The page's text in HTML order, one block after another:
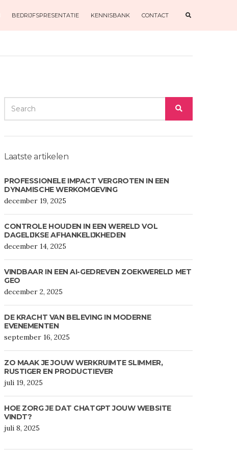
BEDRIJFSPRESENTATIE KENNISBANK CONTACT
A
E
SEARCH
FOR:
SEARCH
Laatste artikelen
PROFESSIONELE IMPACT VERGROTEN IN EEN
DYNAMISCHE WERKOMGEVING
december 19, 2025
CONTROLE HOUDEN IN EEN WERELD VOL
DAGELIJKSE AFHANKELIJKHEDEN
december 14, 2025
VINDBAAR IN EEN AI-GEDREVEN ZOEKWERELD MET
GEO
december 2, 2025
DE KRACHT VAN BELEVING IN MODERNE
EVENEMENTEN
september 16, 2025
ZO MAAK JE JOUW WERKRUIMTE SLIMMER,
RUSTIGER EN PRODUCTIEVER
juli 19, 2025
HOE ZORG JE DAT CHATGPT JOUW WEBSITE
VINDT?
juli 8, 2025